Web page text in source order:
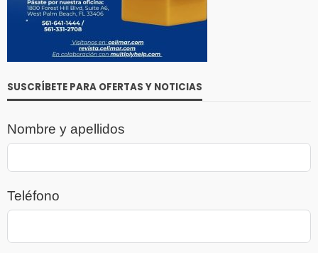
SUSCRÍBETE PARA OFERTAS Y NOTICIAS
Nombre y apellidos
Teléfono